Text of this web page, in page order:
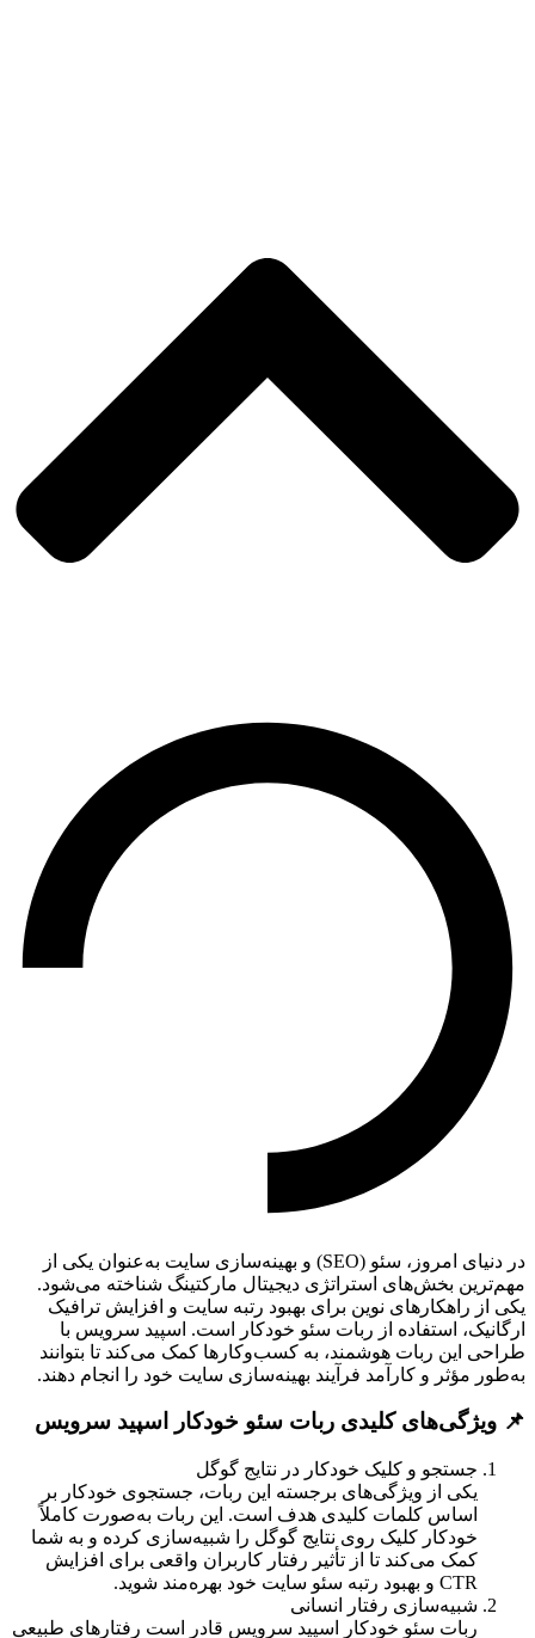
در دنیای امروز، سئو (SEO) و بهینه‌سازی سایت به‌عنوان یکی از
مهم‌ترین بخش‌های استراتژی دیجیتال مارکتینگ شناخته می‌شود.
یکی از راهکارهای نوین برای بهبود رتبه سایت و افزایش ترافیک
ارگانیک، استفاده از ربات سئو خودکار است. اسپید سرویس با
طراحی این ربات هوشمند، به کسب‌وکارها کمک می‌کند تا بتوانند
به‌طور مؤثر و کارآمد فرآیند بهینه‌سازی سایت خود را انجام دهند.
📌 ویژگی‌های کلیدی ربات سئو خودکار اسپید سرویس
جستجو و کلیک خودکار در نتایج گوگل
یکی از ویژگی‌های برجسته این ربات، جستجوی خودکار بر
اساس کلمات کلیدی هدف است. این ربات به‌صورت کاملاً
خودکار کلیک روی نتایج گوگل را شبیه‌سازی کرده و به شما
کمک می‌کند تا از تأثیر رفتار کاربران واقعی برای افزایش
CTR و بهبود رتبه سئو سایت خود بهره‌مند شوید.
شبیه‌سازی رفتار انسانی
ربات سئو خودکار اسپید سرویس قادر است رفتارهای طبیعی